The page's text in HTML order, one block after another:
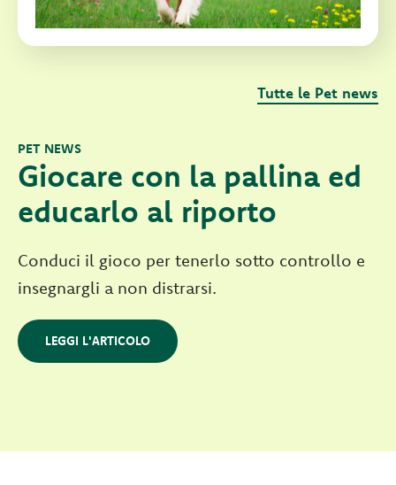
PET NEWS
Giocare con la pallina ed
educarlo al riporto
Conduci il gioco per tenerlo sotto controllo e
insegnargli a non distrarsi.
LEGGI L'ARTICOLO
Tutte le Pet news